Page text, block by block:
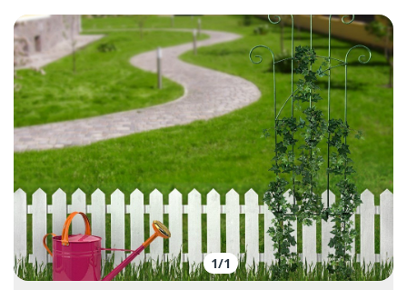
1/1